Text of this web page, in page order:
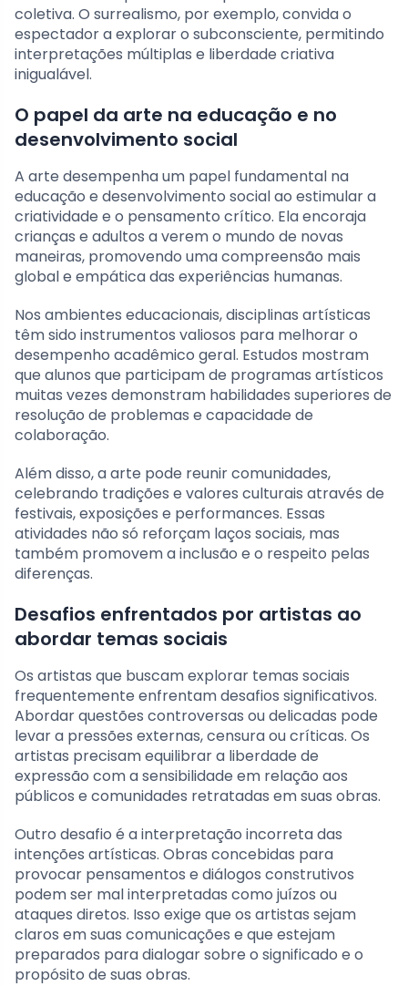
coletiva. O surrealismo, por exemplo, convida o
espectador a explorar o subconsciente, permitindo
interpretações múltiplas e liberdade criativa
inigualável.
O papel da arte na educação e no
desenvolvimento social
A arte desempenha um papel fundamental na
educação e desenvolvimento social ao estimular a
criatividade e o pensamento crítico. Ela encoraja
crianças e adultos a verem o mundo de novas
maneiras, promovendo uma compreensão mais
global e empática das experiências humanas.
Nos ambientes educacionais, disciplinas artísticas
têm sido instrumentos valiosos para melhorar o
desempenho acadêmico geral. Estudos mostram
que alunos que participam de programas artísticos
muitas vezes demonstram habilidades superiores de
resolução de problemas e capacidade de
colaboração.
Além disso, a arte pode reunir comunidades,
celebrando tradições e valores culturais através de
festivais, exposições e performances. Essas
atividades não só reforçam laços sociais, mas
também promovem a inclusão e o respeito pelas
diferenças.
Desafios enfrentados por artistas ao
abordar temas sociais
Os artistas que buscam explorar temas sociais
frequentemente enfrentam desafios significativos.
Abordar questões controversas ou delicadas pode
levar a pressões externas, censura ou críticas. Os
artistas precisam equilibrar a liberdade de
expressão com a sensibilidade em relação aos
públicos e comunidades retratadas em suas obras.
Outro desafio é a interpretação incorreta das
intenções artísticas. Obras concebidas para
provocar pensamentos e diálogos construtivos
podem ser mal interpretadas como juízos ou
ataques diretos. Isso exige que os artistas sejam
claros em suas comunicações e que estejam
preparados para dialogar sobre o significado e o
propósito de suas obras.